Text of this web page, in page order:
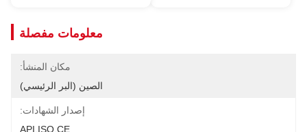
معلومات مفصلة
مكان المنشأ:
الصين (البر الرئيسي)
إصدار الشهادات:
API,ISO,CE